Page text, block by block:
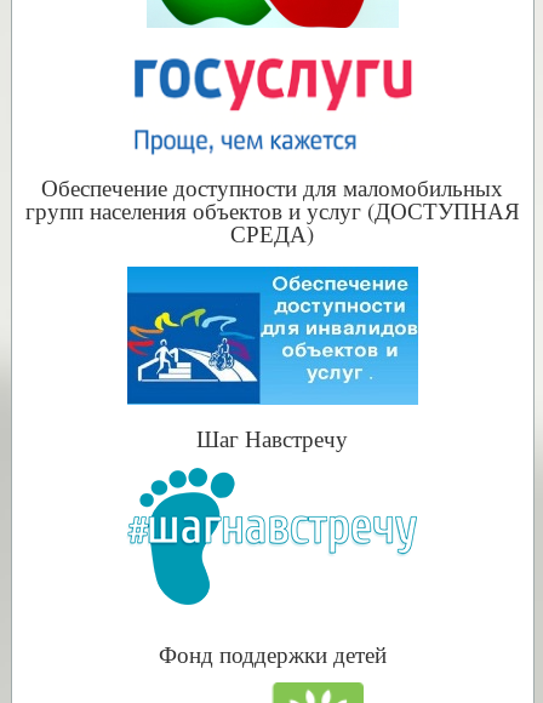
Обеспечение доступности для маломобильных
групп населения объектов и услуг (ДОСТУПНАЯ
СРЕДА)
Шаг Навстречу
Фонд поддержки детей